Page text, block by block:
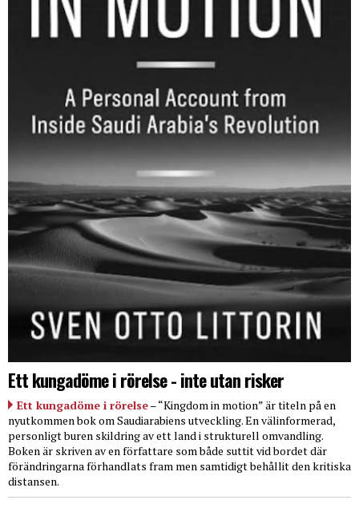
Ett kungadöme i rörelse - inte utan risker
Ett kungadöme i rörelse– “Kingdom in motion” är titeln på en
nyutkommen bok om Saudiarabiens utveckling. En välinformerad,
personligt buren skildring av ett land i strukturell omvandling.
Boken är skriven av en författare som både suttit vid bordet där
förändringarna förhandlats fram men samtidigt behållit den kritiska
distansen.